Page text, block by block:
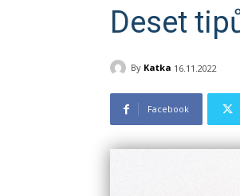
Deset
By Katka 16.11.2022
Facebook